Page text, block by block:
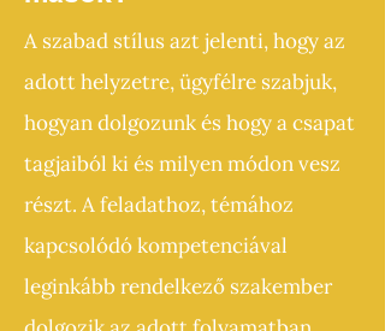
A szabad stílus azt jelenti, hogy az
adott helyzetre, ügyfélre szabjuk,
hogyan dolgozunk és hogy a csapat
tagjaiból ki és milyen módon vesz
részt. A feladathoz, témához
kapcsolódó kompetenciával
leginkább rendelkező szakember